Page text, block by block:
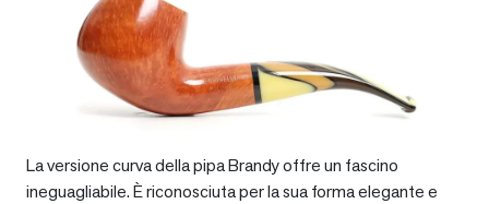
La versione curva della pipa Brandy offre un fascino
ineguagliabile. È riconosciuta per la sua forma elegante e